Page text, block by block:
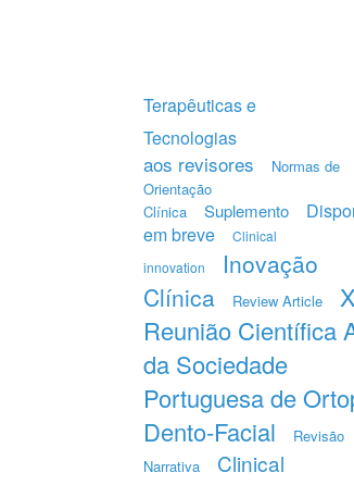
Terapêuticas e
Tecnologias
aos revisores
Normas de
Orientação
Clínica
Suplemento
em breve
Clinical
innovation
Inovação
Clínica
Review Article
Reunião Científica
da Sociedade
Portuguesa de
Dento-Facial
Revisão
Narrativa
Clinical